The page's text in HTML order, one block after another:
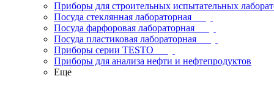
Приборы для строительных испытательных
Посуда стеклянная лабораторная
Посуда фарфоровая лабораторная
Посуда пластиковая лабораторная
Приборы серии TESTO
Приборы для анализа нефти и нефтепродуктов
Еще